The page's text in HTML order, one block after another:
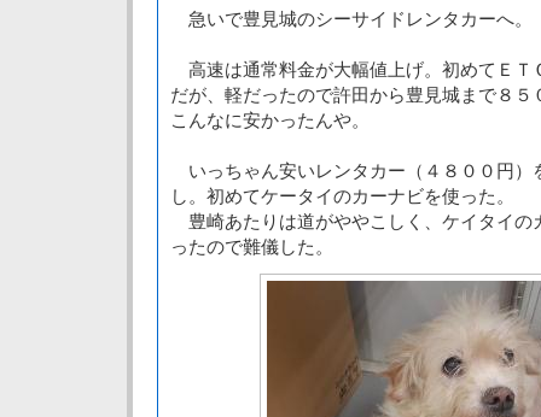
急いで豊見城のシーサイドレンタカーへ。
高速は通常料金が大幅値上げ。初めてＥＴ
だが、軽だったので許田から豊見城まで８
こんなに安かったんや。
いっちゃん安いレンタカー（４８００円）
し。初めてケータイのカーナビを使った。
豊崎あたりは道がややこしく、ケイタイの
ったので難儀した。